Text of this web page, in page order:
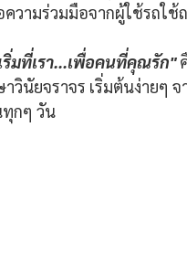
วามร่วมมือจากผู้ใช้รถใ
ริ่มที่เรา...เพื่อคนที่คุณรัก"
วินัยจราจร เริ่มต้นง่ายๆ
กๆ วัน